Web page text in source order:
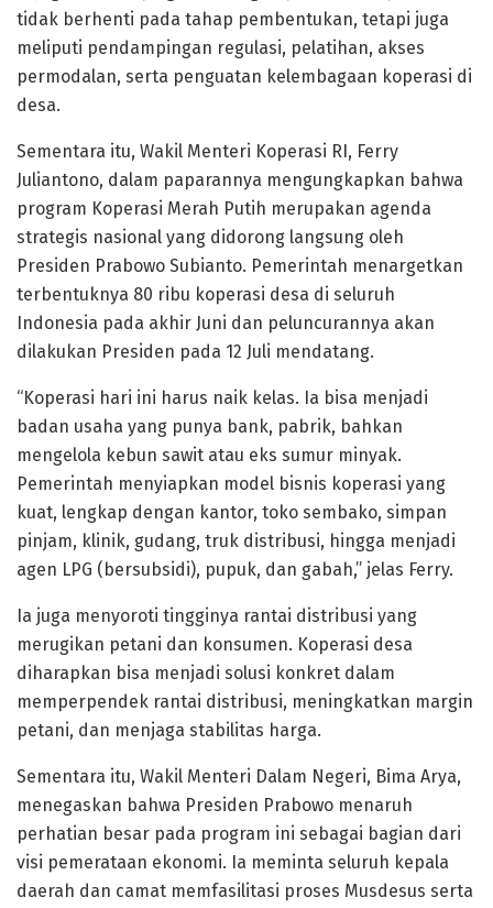
tidak berhenti pada tahap pembentukan, tetapi juga
meliputi pendampingan regulasi, pelatihan, akses
permodalan, serta penguatan kelembagaan koperasi di
desa.
Sementara itu, Wakil Menteri Koperasi RI, Ferry
Juliantono, dalam paparannya mengungkapkan bahwa
program Koperasi Merah Putih merupakan agenda
strategis nasional yang didorong langsung oleh
Presiden Prabowo Subianto. Pemerintah menargetkan
terbentuknya 80 ribu koperasi desa di seluruh
Indonesia pada akhir Juni dan peluncurannya akan
dilakukan Presiden pada 12 Juli mendatang.
“Koperasi hari ini harus naik kelas. Ia bisa menjadi
badan usaha yang punya bank, pabrik, bahkan
mengelola kebun sawit atau eks sumur minyak.
Pemerintah menyiapkan model bisnis koperasi yang
kuat, lengkap dengan kantor, toko sembako, simpan
pinjam, klinik, gudang, truk distribusi, hingga menjadi
agen LPG (bersubsidi), pupuk, dan gabah,” jelas Ferry.
Ia juga menyoroti tingginya rantai distribusi yang
merugikan petani dan konsumen. Koperasi desa
diharapkan bisa menjadi solusi konkret dalam
memperpendek rantai distribusi, meningkatkan margin
petani, dan menjaga stabilitas harga.
Sementara itu, Wakil Menteri Dalam Negeri, Bima Arya,
menegaskan bahwa Presiden Prabowo menaruh
perhatian besar pada program ini sebagai bagian dari
visi pemerataan ekonomi. Ia meminta seluruh kepala
daerah dan camat memfasilitasi proses Musdesus serta